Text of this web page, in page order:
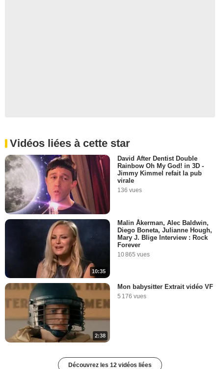
Vidéos liées à cette star
David After Dentist Double
Rainbow Oh My God! in 3D -
Jimmy Kimmel refait la pub
virale
136 vues
10:35
Malin Åkerman, Alec Baldwin,
Diego Boneta, Julianne Hough,
Mary J. Blige Interview : Rock
Forever
10 865 vues
2:38
Mon babysitter Extrait vidéo VF
5 176 vues
Découvrez les 12 vidéos liées